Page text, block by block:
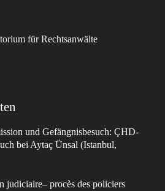
für Rechtsanwälte
und Gefängnisbesuch: ÇHD-
bei Aytaç Ünsal (Istanbul,
judiciaire– procès des policiers